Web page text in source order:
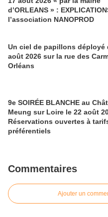
d’ORLEANS » : EXPLICATIONS de
l’association NANOPROD
Un ciel de papillons déployé
août 2026 sur la rue des
Orléans
9e SOIRÉE BLANCHE au
Meung sur Loire le 22 août
Réservations ouvertes à
préférentiels
Commentaires
Ajouter un